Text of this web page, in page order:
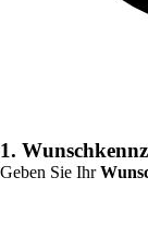
1.
Geben Sie Ihr